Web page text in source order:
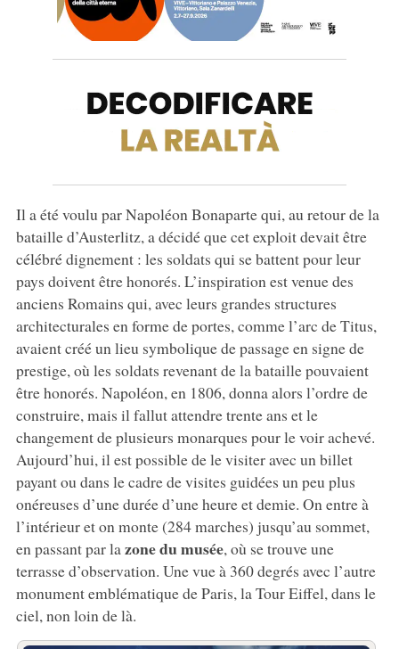
Il a été voulu par Napoléon Bonaparte qui, au retour de la
bataille d’Austerlitz, a décidé que cet exploit devait être
célébré dignement : les soldats qui se battent pour leur
pays doivent être honorés. L’inspiration est venue des
anciens Romains qui, avec leurs grandes structures
architecturales en forme de portes, comme l’arc de Titus,
avaient créé un lieu symbolique de passage en signe de
prestige, où les soldats revenant de la bataille pouvaient
être honorés. Napoléon, en 1806, donna alors l’ordre de
construire, mais il fallut attendre trente ans et le
changement de plusieurs monarques pour le voir achevé.
Aujourd’hui, il est possible de le visiter avec un billet
payant ou dans le cadre de visites guidées un peu plus
onéreuses d’une durée d’une heure et demie. On entre à
l’intérieur et on monte (284 marches) jusqu’au sommet,
en passant par lazone du musée, où se trouve une
terrasse d’observation. Une vue à 360 degrés avec l’autre
monument emblématique de Paris, la Tour Eiffel, dans le
ciel, non loin de là.